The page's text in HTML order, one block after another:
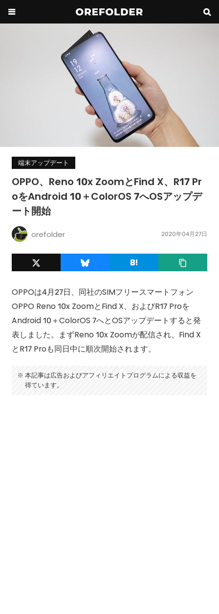
端末アップデート
OPPO、Reno 10x ZoomとFind X、R17 Pr
oをAndroid 10＋ColorOS 7へOSアップデ
ート開始
orefolder 2020年04月27日
OPPOは4月27日、同社のSIMフリースマートフォン
OPPO Reno 10x ZoomとFind X、およびR17 Proを
Android 10＋ColorOS 7へとOSアップデートすると発
表しました。まずReno 10x Zoomが配信され、Find X
とR17 Proも同日中に順次開始されます。
本記事は広告およびアフィリエイトプログラムによる収益を
得ています。